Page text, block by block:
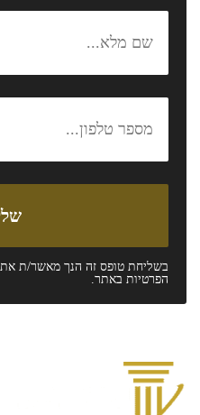
בשליחת טופס זה הנך מאשר/ת את
הפרטיות באתר.